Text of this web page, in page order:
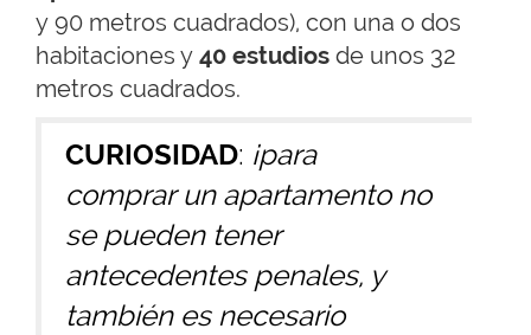
y 90 metros cuadrados), con una o dos
habitaciones y 40 estudios de unos 32
metros cuadrados.
CURIOSIDAD: ¡para
comprar un apartamento no
se pueden tener
antecedentes penales, y
también es necesario